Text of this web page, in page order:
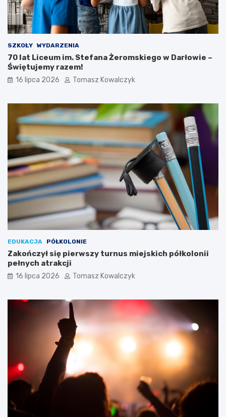
SZKOŁY WYDARZENIA
70 lat Liceum im. Stefana Żeromskiego w Darłowie –
Świętujemy razem!
16 lipca 2026 Tomasz Kowalczyk
EDUKACJA PÓŁKOLONIE
Zakończył się pierwszy turnus miejskich półkolonii
pełnych atrakcji
16 lipca 2026 Tomasz Kowalczyk